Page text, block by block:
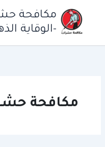
مكافحة
-الوقاية
مكافحة